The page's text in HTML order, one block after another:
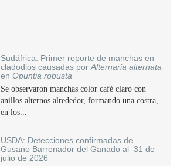
Sudáfrica: Primer reporte de manchas en
cladodios causadas por Alternaria alternata
en Opuntia robusta
Se observaron manchas color café claro con
anillos alternos alrededor, formando una costra,
en los...
USDA: Detecciones confirmadas de
Gusano Barrenador del Ganado al 31 de
julio de 2026